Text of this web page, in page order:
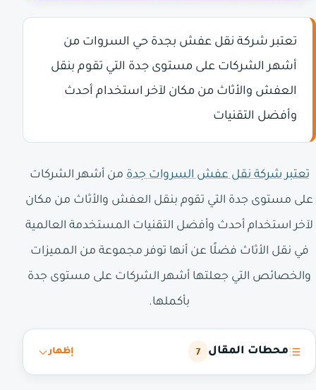
تعتبر شركة نقل عفش بجدة حي السروات من
أشهر الشركات على مستوى جدة التي تقوم بنقل
العفش والأثاث من مكان لآخر استخدام أحدث
وأفضل التقنيات
تعتبر شركة نقل عفش السروات جدةمن أشهر الشركات
على مستوى جدة التي تقوم بنقل العفش والأثاث من مكان
لآخر استخدام أحدث وأفضل التقنيات المستخدمة العالمية
في نقل الأثاث فضلًا عن أنها توفر مجموعة من المميزات
والخصائص التي جعلتها أشهر الشركات على مستوى جدة
بأكملها.
محطات المقال 7 إظهار